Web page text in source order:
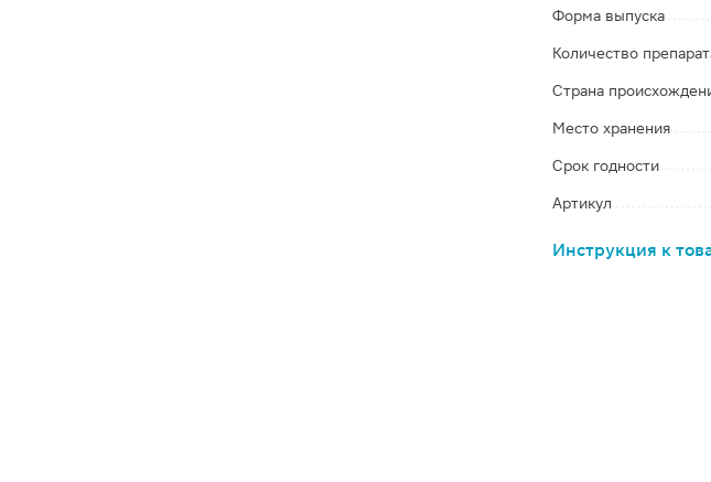
Форма выпуска
Количество
Страна
Место хранения
Срок годности
Артикул
Инструкция к